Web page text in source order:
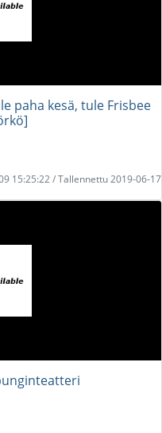
paha kesä, tule Frisbee
15:25:22 / Tallennettu 2019-06-17